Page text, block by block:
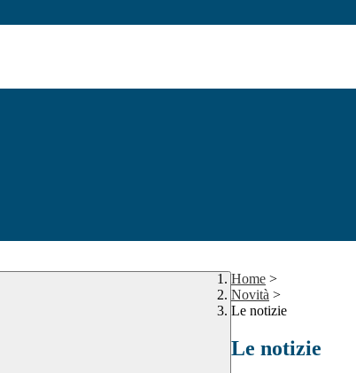
Home >
Novità >
Le notizie
Le notizie